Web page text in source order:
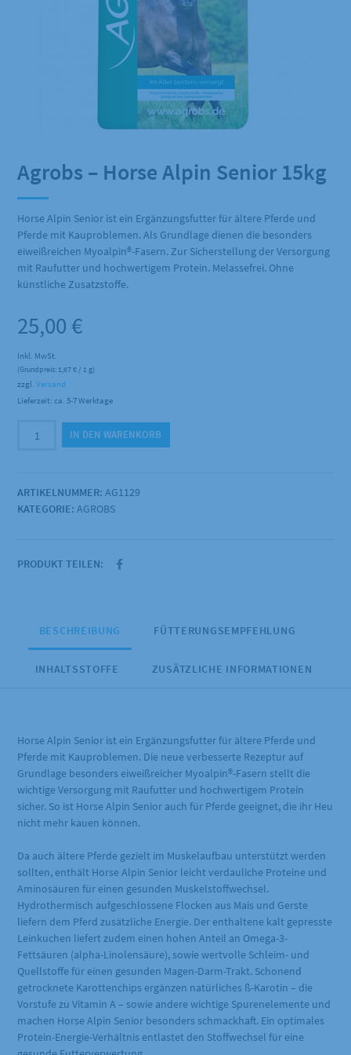
Agrobs – Horse Alpin Senior 15kg
Horse Alpin Senior ist ein Ergänzungsfutter für ältere Pferde und
Pferde mit Kauproblemen. Als Grundlage dienen die besonders
eiweißreichen Myoalpin®-Fasern. Zur Sicherstellung der Versorgung
mit Raufutter und hochwertigem Protein. Melassefrei. Ohne
künstliche Zusatzstoffe.
25,00 €
Inkl. MwSt.
(Grundpreis: 1,67 € / 1 g)
zzgl.Versand
Lieferzeit: ca. 5-7 Werktage
Senior
15kg
IN DEN WARENKORB
ARTIKELNUMMER: AG1129
KATEGORIE: AGROBS
PRODUKT TEILEN:
BESCHREIBUNG FÜTTERUNGSEMPFEHLUNG
INHALTSSTOFFE ZUSÄTZLICHE INFORMATIONEN
Horse Alpin Senior ist ein Ergänzungsfutter für ältere Pferde und
Pferde mit Kauproblemen. Die neue verbesserte Rezeptur auf
Grundlage besonders eiweißreicher Myoalpin®-Fasern stellt die
wichtige Versorgung mit Raufutter und hochwertigem Protein
sicher. So ist Horse Alpin Senior auch für Pferde geeignet, die ihr Heu
nicht mehr kauen können.
Da auch ältere Pferde gezielt im Muskelaufbau unterstützt werden
sollten, enthält Horse Alpin Senior leicht verdauliche Proteine und
Aminosäuren für einen gesunden Muskelstoffwechsel.
Hydrothermisch aufgeschlossene Flocken aus Mais und Gerste
liefern dem Pferd zusätzliche Energie. Der enthaltene kalt gepresste
Leinkuchen liefert zudem einen hohen Anteil an Omega-3-
Fettsäuren (alpha-Linolensäure), sowie wertvolle Schleim- und
Quellstoffe für einen gesunden Magen-Darm-Trakt. Schonend
getrocknete Karottenchips ergänzen natürliches ß-Karotin – die
Vorstufe zu Vitamin A – sowie andere wichtige Spurenelemente und
machen Horse Alpin Senior besonders schmackhaft. Ein optimales
Protein-Energie-Verhältnis entlastet den Stoffwechsel für eine